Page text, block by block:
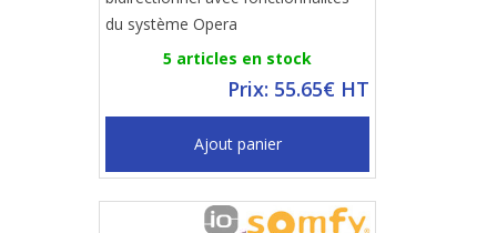
du système Opera
5 articles en stock
Prix: 55.65€ HT
Ajout panier